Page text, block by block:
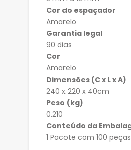
Cor do espaçador
Amarelo
Garantia legal
90 dias
Cor
Amarelo
Dimensões (C x L x A)
240 x 220 x 40cm
Peso (kg)
0.210
Conteúdo da
1 Pacote com 100 peças